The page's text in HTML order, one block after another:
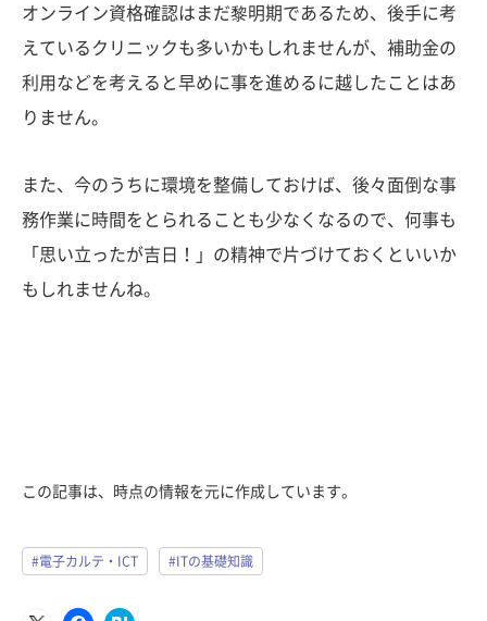
オンライン資格確認はまだ黎明期であるため、後手に考
えているクリニックも多いかもしれませんが、補助金の
利用などを考えると早めに事を進めるに越したことはあ
りません。
また、今のうちに環境を整備しておけば、後々面倒な事
務作業に時間をとられることも少なくなるので、何事も
「思い立ったが吉日！」の精神で片づけておくといいか
もしれませんね。
この記事は、時点の情報を元に作成しています。
#電子カルテ・ICT #ITの基礎知識